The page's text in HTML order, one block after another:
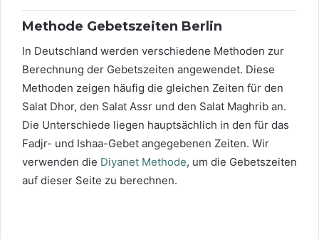
Methode Gebetszeiten Berlin
In Deutschland werden verschiedene Methoden zur
Berechnung der Gebetszeiten angewendet. Diese
Methoden zeigen häufig die gleichen Zeiten für den
Salat Dhor, den Salat Assr und den Salat Maghrib an.
Die Unterschiede liegen hauptsächlich in den für das
Fadjr- und Ishaa-Gebet angegebenen Zeiten. Wir
verwenden die Diyanet Methode, um die Gebetszeiten
auf dieser Seite zu berechnen.